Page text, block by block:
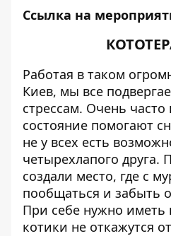
Ссылка на
Работая в таком
Киев, мы все
стрессам. Очень часто
состояние помогают
не у всех есть
четырехлапого друга.
создали место, где с
пообщаться и забыть
При себе нужно иметь
котики не откажутся